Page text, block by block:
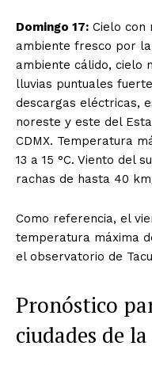
Domingo 17: Cielo con
ambiente fresco por
ambiente cálido, cielo
lluvias puntuales
descargas eléctricas,
noreste y este del
CDMX. Temperatura
13 a 15 °C. Viento del
rachas de hasta 40
Como referencia, el
temperatura máxima
el observatorio de
Pronóstico
ciudades de